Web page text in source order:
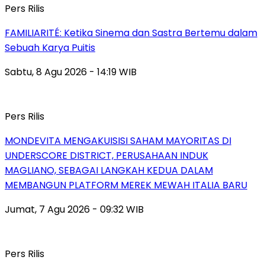
Pers Rilis
FAMILIARITÉ: Ketika Sinema dan Sastra Bertemu dalam
Sebuah Karya Puitis
Sabtu, 8 Agu 2026 - 14:19 WIB
Pers Rilis
MONDEVITA MENGAKUISISI SAHAM MAYORITAS DI
UNDERSCORE DISTRICT, PERUSAHAAN INDUK
MAGLIANO, SEBAGAI LANGKAH KEDUA DALAM
MEMBANGUN PLATFORM MEREK MEWAH ITALIA BARU
Jumat, 7 Agu 2026 - 09:32 WIB
Pers Rilis